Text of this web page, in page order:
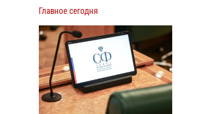
Главное сегодня